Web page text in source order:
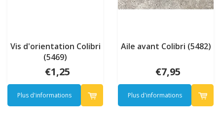
Vis d'orientation Colibri
(5469)
€1,25
Plus d'informations
Aile avant Colibri (5482)
€7,95
Plus d'informations